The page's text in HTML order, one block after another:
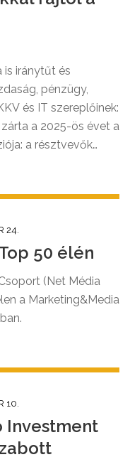
iránytűt és
pénzügy,
és IT szereplőinek:
a 2025-ös évet a
a résztvevők
bővült.
ahol
24.
50 élén
(Net Média
a Marketing&Media
10.
Investment